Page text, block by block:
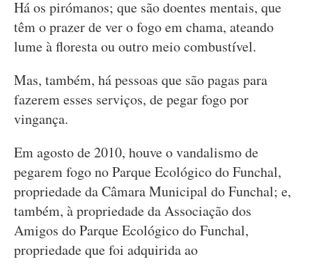
Há os pirómanos; que são doentes mentais, que
têm o prazer de ver o fogo em chama, ateando
lume à floresta ou outro meio combustível.
Mas, também, há pessoas que são pagas para
fazerem esses serviços, de pegar fogo por
vingança.
Em agosto de 2010, houve o vandalismo de
pegarem fogo no Parque Ecológico do Funchal,
propriedade da Câmara Municipal do Funchal; e,
também, à propriedade da Associação dos
Amigos do Parque Ecológico do Funchal,
propriedade que foi adquirida ao